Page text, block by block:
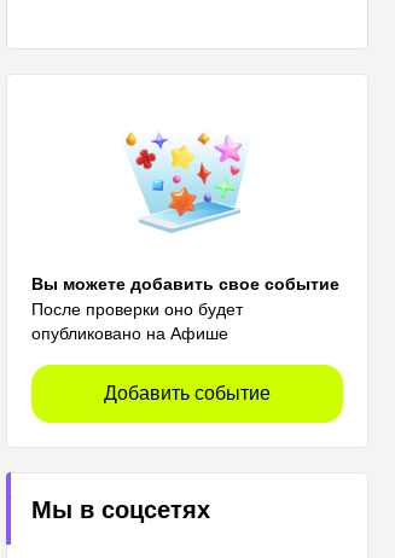
YKT GEEK FEST
Купить билеты
Вы можете добавить свое событие
После проверки оно будет
опубликовано на Афише
Добавить событие
Мы в соцсетях